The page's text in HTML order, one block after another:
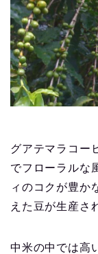
グアテマラコー
でフローラルな
ィのコクが豊か
えた豆が生産さ
中米の中では高